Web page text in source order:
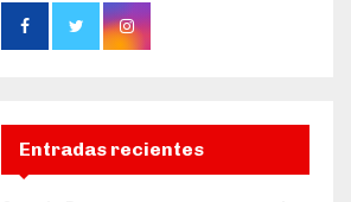
Entradas recientes